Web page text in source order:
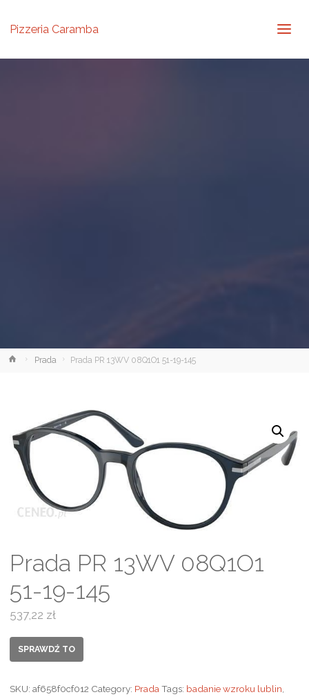
Pizzeria Caramba
StronaPrada Prada PR 13WV 08Q1O1 51-19-145
Prada PR 13WV 08Q1O1
51-19-145
537,22 zł
SPRAWDŹ TO
SKU: af658f0cf012 Category: Prada Tags: badanie wzroku lublin,